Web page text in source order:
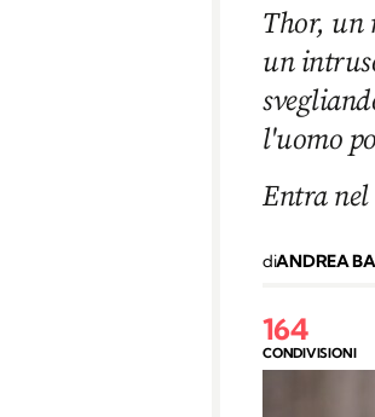
Thor, un
un
l'uomo
Entra
diANDREA
164
CONDIVISIONI